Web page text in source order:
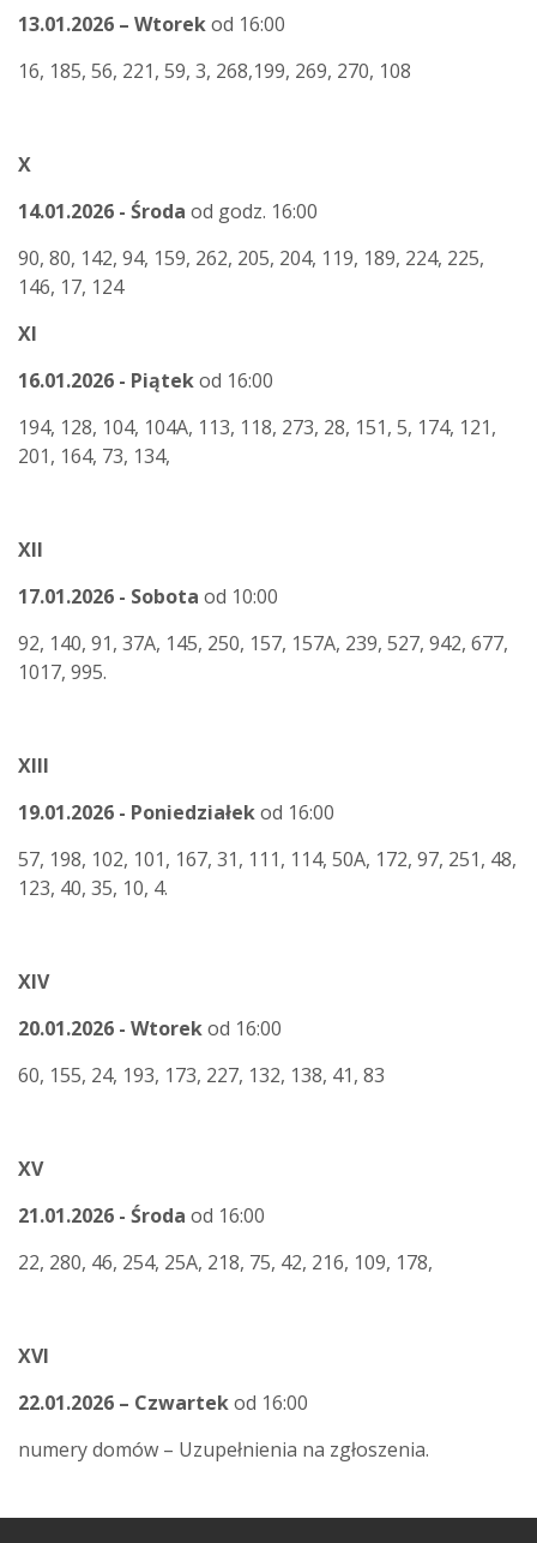
13.01.2026 – Wtorekod 16:00
16, 185, 56, 221, 59, 3, 268,199, 269, 270, 108
X
14.01.2026 - Środa od godz. 16:00
90, 80, 142, 94, 159, 262, 205, 204, 119, 189, 224, 225,
146, 17, 124
XI
16.01.2026 - Piątekod 16:00
194, 128, 104, 104A, 113, 118, 273, 28, 151, 5, 174, 121,
201, 164, 73, 134,
XII
17.01.2026 - Sobota od 10:00
92, 140, 91, 37A, 145, 250, 157, 157A, 239, 527, 942, 677,
1017, 995.
XIII
19.01.2026 - Poniedziałekod 16:00
57, 198, 102, 101, 167, 31, 111, 114, 50A, 172, 97, 251, 48,
123, 40, 35, 10, 4.
XIV
20.01.2026 - Wtorekod 16:00
60, 155, 24, 193, 173, 227, 132, 138, 41, 83
XV
21.01.2026 - Środa od 16:00
22, 280, 46, 254, 25A, 218, 75, 42, 216, 109, 178,
XVI
22.01.2026 – Czwartekod 16:00
numery domów – Uzupełnienia na zgłoszenia.